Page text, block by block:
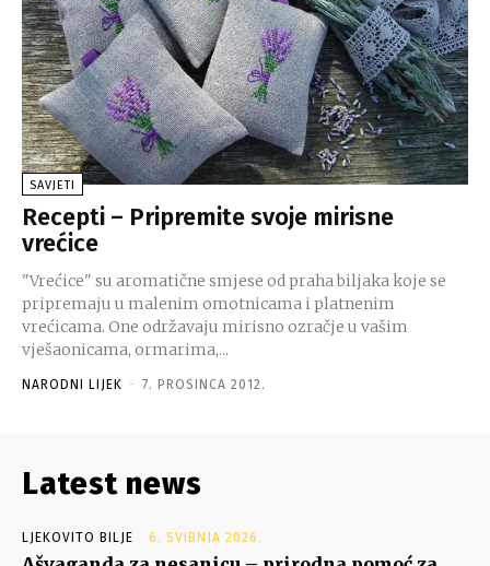
SAVJETI
Recepti – Pripremite svoje mirisne
vrećice
"Vrećice" su aromatične smjese od praha biljaka koje se
pripremaju u malenim omotnicama i platnenim
vrećicama. One održavaju mirisno ozračje u vašim
vješaonicama, ormarima,...
NARODNI LIJEK - 7. PROSINCA 2012.
Latest news
LJEKOVITO BILJE 6. SVIBNJA 2026.